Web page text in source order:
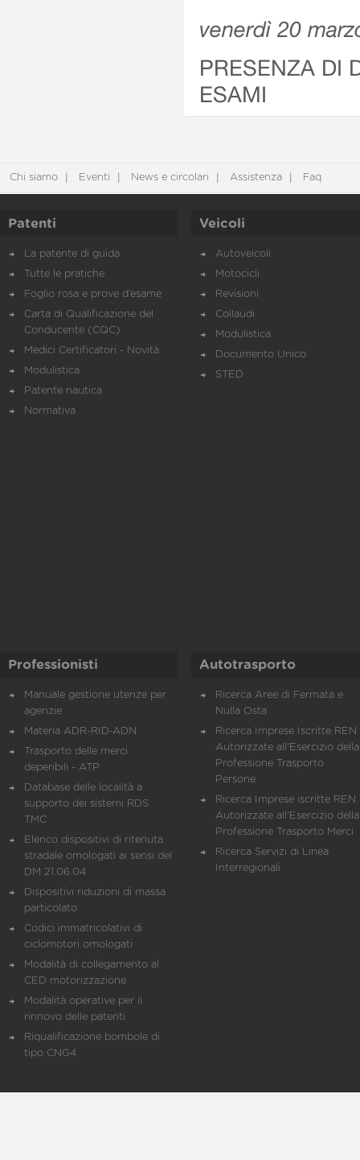
venerdì 20
PRESENZA DI
ESAMI
Chi siamo Eventi News e circolari Assistenza Faq
Patenti
La patente di guida
Tutte le pratiche
Foglio rosa e prove d’esame
Carta di Qualificazione del
Conducente (CQC)
Medici Certificatori - Novità
Modulistica
Patente nautica
Normativa
Veicoli
Autoveicoli
Motocicli
Revisioni
Collaudi
Modulistica
Documento Unico
STED
Professionisti
Manuale gestione utenze per
agenzie
Materia ADR-RID-ADN
Trasporto delle merci
deperibili - ATP
Database delle località a
supporto dei sistemi RDS
TMC
Elenco dispositivi di ritenuta
stradale omologati ai sensi del
DM 21.06.04
Dispositivi riduzioni di massa
particolato
Codici immatricolativi di
ciclomotori omologati
Modalità di collegamento al
CED motorizzazione
Modalità operative per il
rinnovo delle patenti
Riqualificazione bombole di
tipo CNG4
Autotrasporto
Ricerca Aree di Fermata e
Nulla Osta
Ricerca Imprese Iscritte REN
Autorizzate all'Esercizio della
Professione Trasporto
Persone
Ricerca Imprese iscritte REN
Autorizzate all'Esercizio della
Professione Trasporto Merci
Ricerca Servizi di Linea
Interregionali